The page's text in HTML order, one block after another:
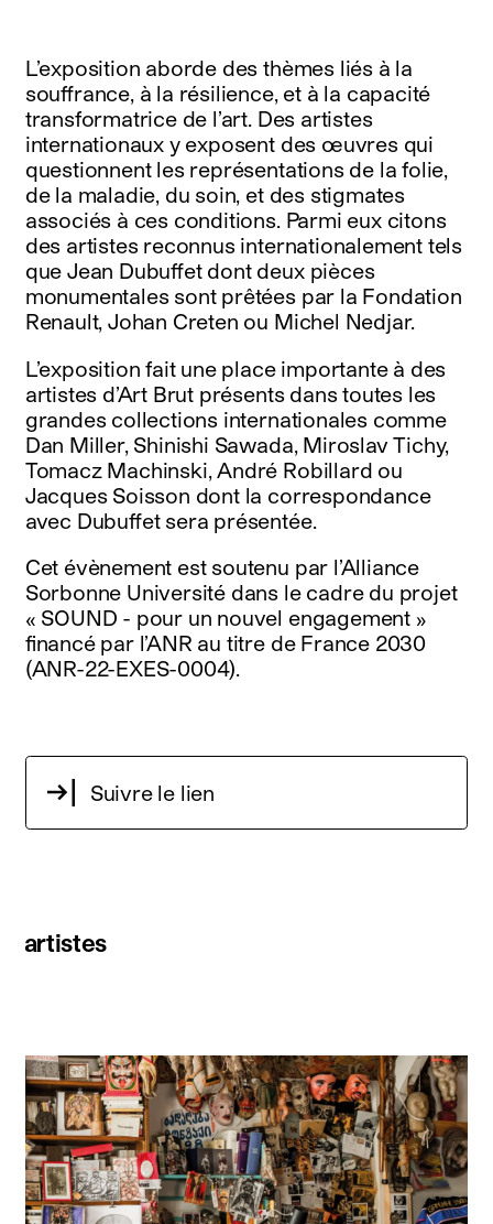
L’exposition aborde des thèmes liés à la
souffrance, à la résilience, et à la capacité
transformatrice de l’art. Des artistes
internationaux y exposent des œuvres qui
questionnent les représentations de la folie,
de la maladie, du soin, et des stigmates
associés à ces conditions. Parmi eux citons
des artistes reconnus internationalement tels
que Jean Dubuffet dont deux pièces
monumentales sont prêtées par la Fondation
Renault, Johan Creten ou Michel Nedjar.
L’exposition fait une place importante à des
artistes d’Art Brut présents dans toutes les
grandes collections internationales comme
Dan Miller, Shinishi Sawada, Miroslav Tichy,
Tomacz Machinski, André Robillard ou
Jacques Soisson dont la correspondance
avec Dubuffet sera présentée.
Cet évènement est soutenu par l’Alliance
Sorbonne Université dans le cadre du projet
« SOUND - pour un nouvel engagement »
financé par l’ANR au titre de France 2030
(ANR-22-EXES-0004).
Suivre le lien
artistes